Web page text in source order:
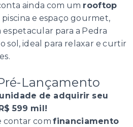
ainda com um rooftop
e espaço gourmet,
para a Pedra
sol, ideal para relaxar e curtir
Lançamento
de adquirir seu
599 mil!
contar comfinanciamento